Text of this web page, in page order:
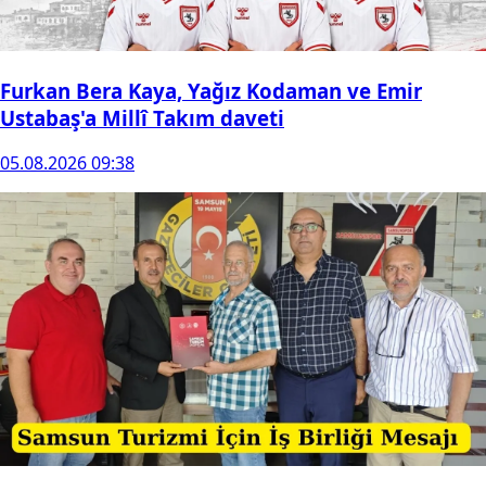
Furkan Bera Kaya, Yağız Kodaman ve Emir
Ustabaş'a Millî Takım daveti
05.08.2026 09:38